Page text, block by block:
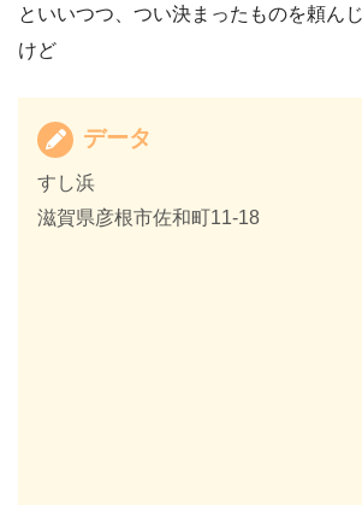
といいつつ、つい決まったものを頼ん
けど
データ
すし浜
滋賀県彦根市佐和町11-18